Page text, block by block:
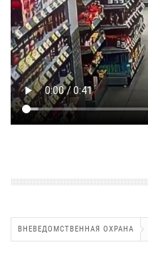
ВНЕВЕДОМСТВЕННАЯ ОХРАНА